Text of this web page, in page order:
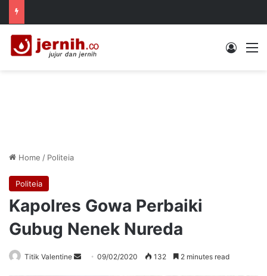
Log In
Home / Politeia
Politeia
Kapolres Gowa Perbaiki
Gubug Nenek Nureda
Titik Valentine
Send09/02/2020 132 2 minutes read